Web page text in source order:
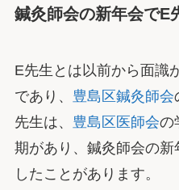
鍼灸師会の新年会でE
E先生とは以前から面識
であり、 豊島区鍼灸師会
先生は、 豊島区医師会の
期があり、鍼灸師会の新
したことがあります。